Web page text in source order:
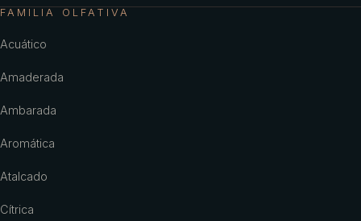
FAMILIA OLFATIVA
Acuático
Amaderada
Ambarada
Aromática
Atalcado
Cítrica